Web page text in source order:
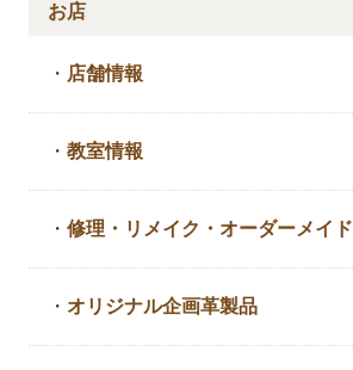
お店
・ 店舗情報
・教室情報
・修理・リメイク・ オーダーメイド
・ オリジナル企画革製品